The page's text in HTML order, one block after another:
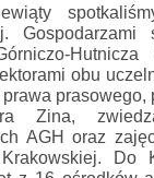
obu
prasowego,
Zina,
AGH oraz
Do